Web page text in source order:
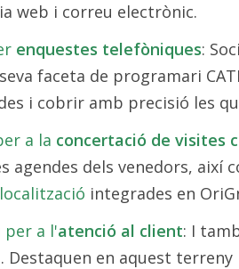
web i correu electrònic.
enquestes telefòniques:
faceta de programari
i cobrir amb precisió les
a la concertació de visites
agendes dels venedors, així
integrades en
a l'atenció al client: I
Destaquen en aquest